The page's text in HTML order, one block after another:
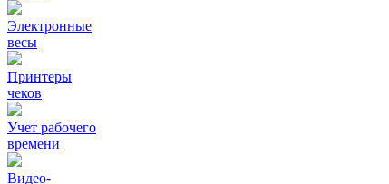
Электронные
весы
Принтеры
чеков
Учет рабочего
времени
Видео‑